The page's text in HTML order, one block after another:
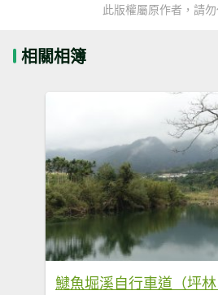
此版權屬原作者，請
相關相簿